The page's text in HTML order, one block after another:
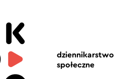
dziennikarstwo
społeczne